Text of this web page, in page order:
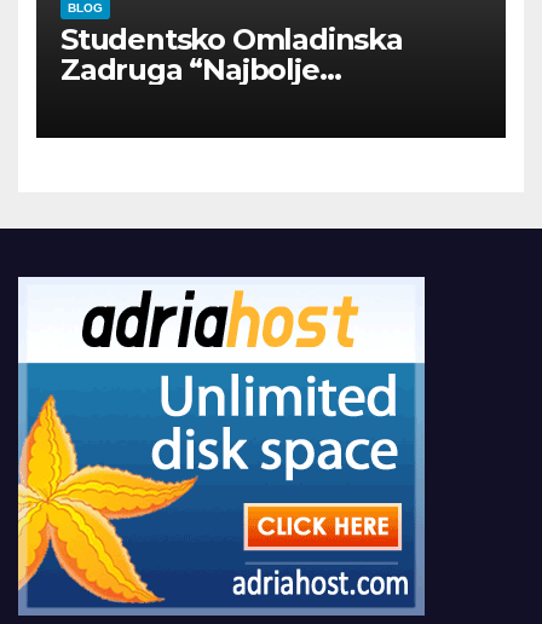
BLOG
Studentsko Omladinska
Zadruga “Najbolje